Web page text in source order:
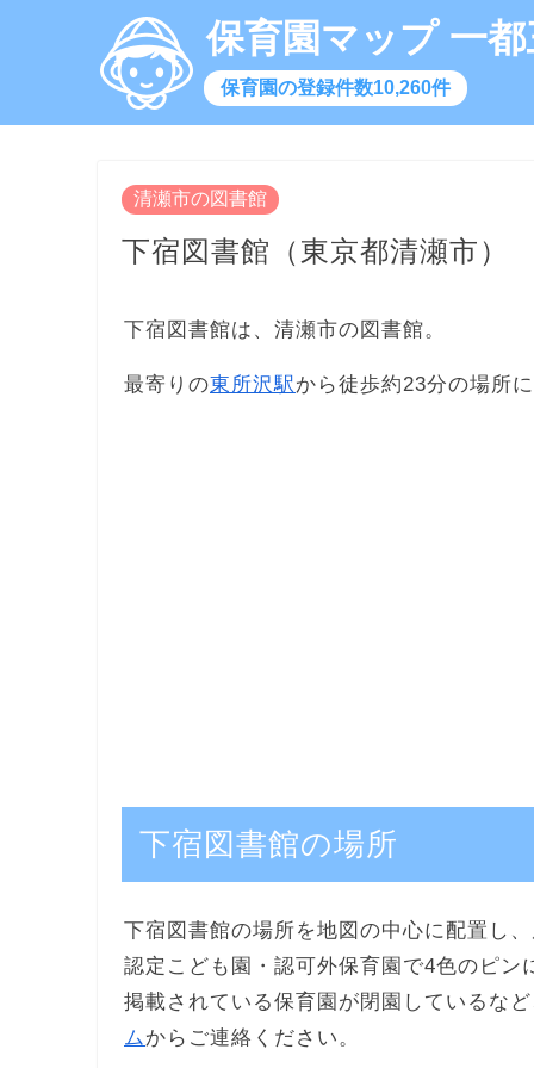
保育園マップ 一
保育園の登録件数10,260件
清瀬市の図書館
下宿図書館（東京都清瀬市）
下宿図書館は、清瀬市の図書館。
最寄りの東所沢駅から徒歩約23分の場所
下宿図書館の場所
下宿図書館の場所を地図の中心に配置し
認定こども園・認可外保育園で4色のピン
掲載されている保育園が閉園しているな
ム からご連絡ください。